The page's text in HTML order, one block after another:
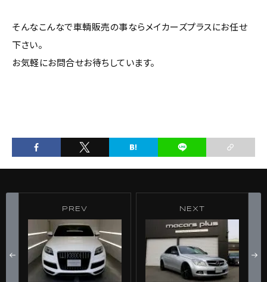
そんなこんなで車輌販売の事ならメイカーズプラスにお任せ
下さい。
お気軽にお問合せお待ちしています。
PREV NEXT